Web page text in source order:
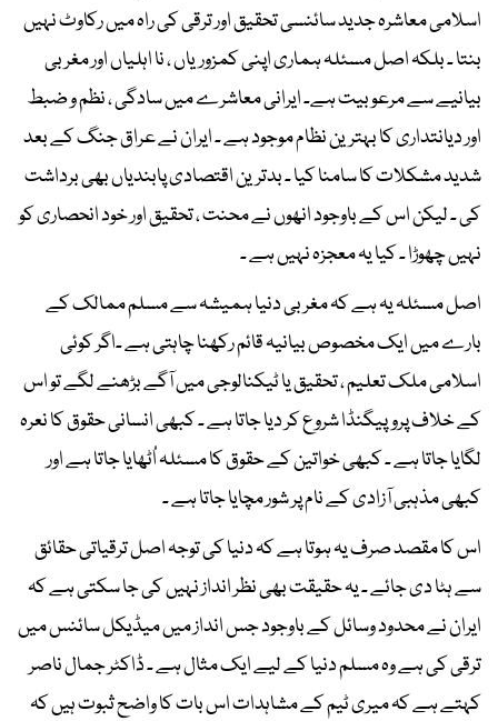
اسلامی معاشرہ جدید سائنسی تحقیق اور ترقی کی راہ میں رکاوٹ نہیں
بنتا ۔ بلکہ اصل مسئلہ ہماری اپنی کمزوریاں ، نا اہلیاں اور مغربی
بیانیے سے مرعوبیت ہے۔ ایرانی معاشرے میں سادگی ، نظم و ضبط
اور دیانتداری کا بہترین نظام موجود ہے ۔ ایران نے عراق جنگ کے بعد
شدید مشکلات کا سامنا کیا ۔ بدترین اقتصادی پابندیاں بھی برداشت
کی ۔ لیکن اس کے باوجود انھوں نے محنت ، تحقیق اور خود انحصاری کو
نہیں چھوڑا ۔ کیا یہ معجزہ نہیں ہے ۔
اصل مسئلہ یہ ہے کہ مغربی دنیا ہمیشہ سے مسلم ممالک کے
بارے میں ایک مخصوص بیانیہ قائم رکھنا چاہتی ہے ۔اگر کوئی
اسلامی ملک تعلیم ، تحقیق یا ٹیکنالوجی میں آگے بڑھنے لگے تو اس
کے خلاف پروپیگنڈا شروع کر دیا جاتا ہے ۔ کبھی انسانی حقوق کا نعرہ
لگایا جاتا ہے ۔ کبھی خواتین کے حقوق کا مسئلہ اُٹھایا جاتا ہے اور
کبھی مذہبی آزادی کے نام پر شور مچایا جاتا ہے ۔
اس کا مقصد صرف یہ ہوتا ہے کہ دنیا کی توجہ اصل ترقیاتی حقائق
سے ہٹا دی جائے ۔ یہ حقیقت بھی نظر انداز نہیں کی جا سکتی ہے کہ
ایران نے محدود وسائل کے باوجود جس انداز میں میڈیکل سائنس میں
ترقی کی ہے وہ مسلم دنیا کے لیے ایک مثال ہے ۔ ڈاکٹر جمال ناصر
کہتے ہے کہ میری ٹیم کے مشاہدات اس بات کا واضح ثبوت ہیں کہ